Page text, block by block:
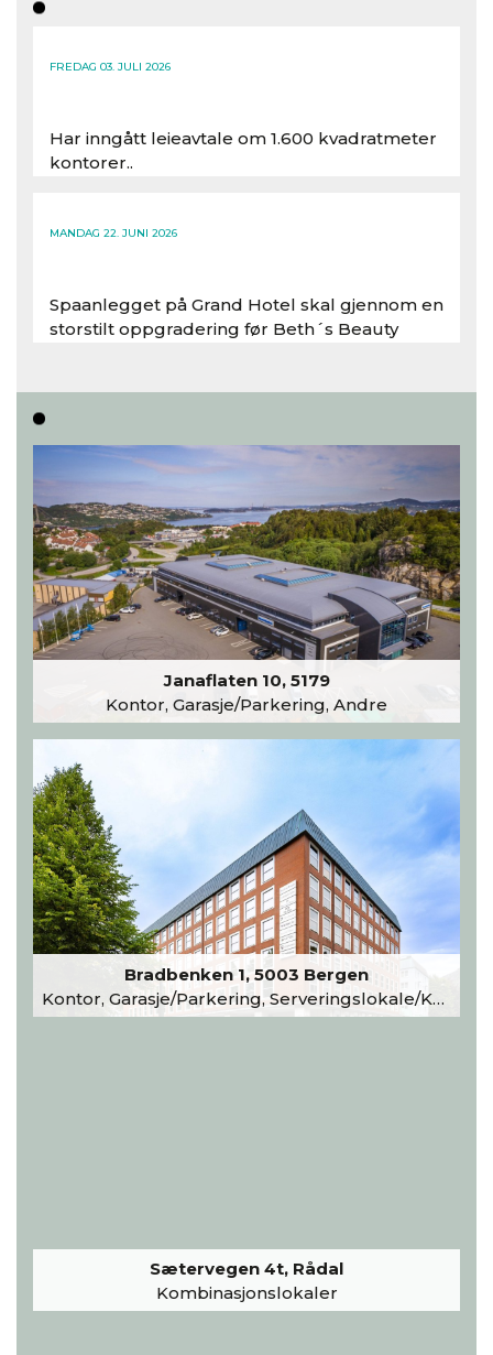
FREDAG 03. JULI 2026
Har inngått leieavtale om 1.600 kvadratmeter
kontorer..
MANDAG 22. JUNI 2026
Spaanlegget på Grand Hotel skal gjennom en
storstilt oppgradering før Beth´s Beauty
Les hele artikkelen
Janaflaten 10, 5179
Kontor, Garasje/Parkering, Andre
Bradbenken 1, 5003 Bergen
Kontor, Garasje/Parkering, Serveringslokale/Kantine, Undervisning/Arrangement
Sætervegen 4t, Rådal
Kombinasjonslokaler